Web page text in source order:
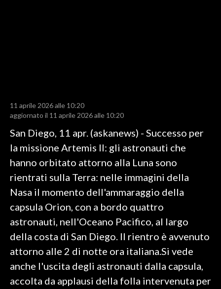
RISULTATI E CLASSIFICHE
CALCIO REGIONALE
BASKET
VOLLEY
MOTORI
TENNIS
ALTRI SPORT
CULTURA
GOSSIP
11 aprile 2026 alle 10:20
aggiornato il 11 aprile 2026 alle 10:20
San Diego, 11 apr. (askanews) - Successo per
la missione Artemis II: gli astronauti che
hanno orbitato attorno alla Luna sono
rientrati sulla Terra: nelle immagini della
Nasa il momento dell'ammaraggio della
capsula Orion, con a bordo quattro
astronauti, nell'Oceano Pacifico, al largo
della costa di San Diego. Il rientro è avvenuto
attorno alle 2 di notte ora italiana.Si vede
anche l'uscita degli astronauti dalla capsula,
accolta da applausi della folla intervenuta per